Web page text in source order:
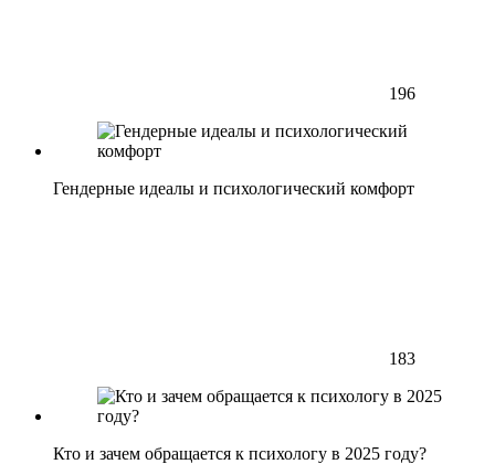
196
Гендерные идеалы и психологический комфорт
183
Кто и зачем обращается к психологу в 2025 году?